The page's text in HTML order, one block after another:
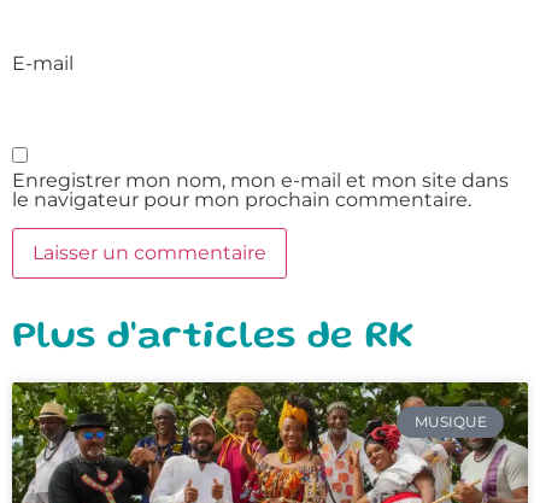
E-mail
Enregistrer mon nom, mon e-mail et mon site dans
le navigateur pour mon prochain commentaire.
Plus d'articles de RK
MUSIQUE